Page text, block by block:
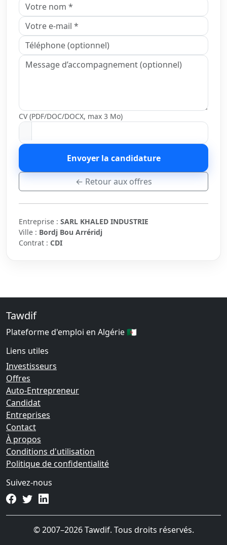
CV (PDF/DOC/DOCX, max 3 Mo)
Envoyer la candidature
← Retour aux offres
Entreprise : SARL KHALED INDUSTRIE
Ville : Bordj Bou Arréridj
Contrat : CDI
Tawdif
Plateforme d'emploi en Algérie 🇩🇿
Liens utiles
Investisseurs
Offres
Auto-Entrepreneur
Candidat
Entreprises
Contact
À propos
Conditions d'utilisation
Politique de confidentialité
Suivez-nous
© 2007–2026 Tawdif. Tous droits réservés.